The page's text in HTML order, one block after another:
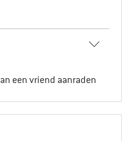
een vriend aanraden